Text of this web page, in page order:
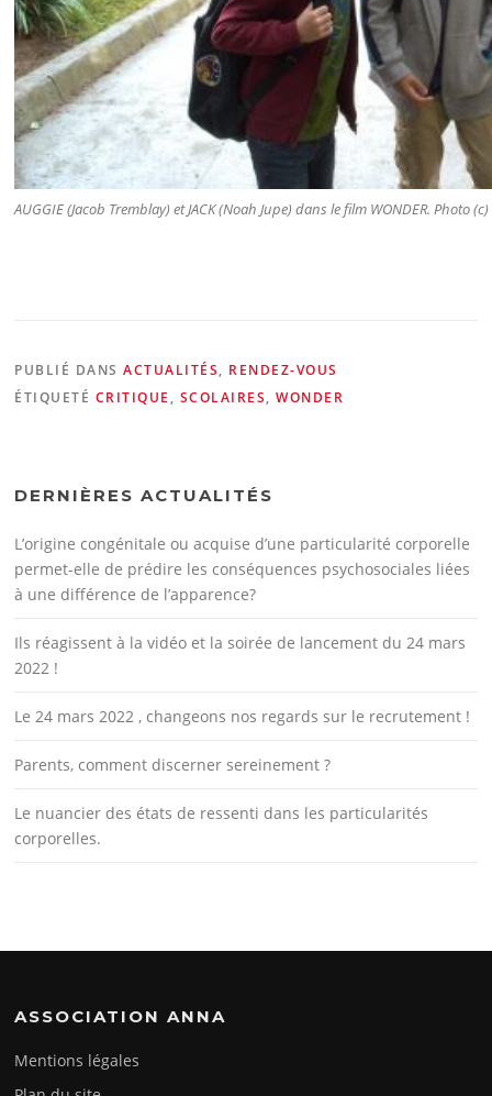
AUGGIE (Jacob Tremblay) et JACK (Noah Jupe) dans le film WONDER. Photo
PUBLIÉ DANSACTUALITÉS, RENDEZ-VOUS
ÉTIQUETÉ CRITIQUE , SCOLAIRES,WONDER
DERNIÈRES ACTUALITÉS
L’origine congénitale ou acquise d’une particularité corporelle
permet-elle de prédire les conséquences psychosociales liées
à une différence de l’apparence?
Ils réagissent à la vidéo et la soirée de lancement du 24 mars
2022 !
Le 24 mars 2022 , changeons nos regards sur le recrutement !
Parents, comment discerner sereinement ?
Le nuancier des états de ressenti dans les particularités
corporelles.
ASSOCIATION ANNA
Mentions légales